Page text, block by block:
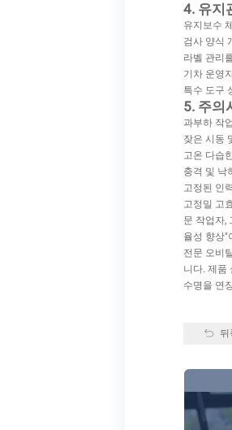
4. 유지
유지보수
검사 양식
라벨 관리
기차 운영
특수 도구
5. 주의
과부하 작
잦은 시동
고온 다습
충격 및 낙
고정된 인
고정밀 고
문 작업자,
율성 향상"
전문 오비
니다. 제품
수명을 연
뒤